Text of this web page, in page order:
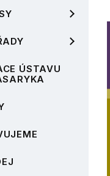
ÚSTAVU